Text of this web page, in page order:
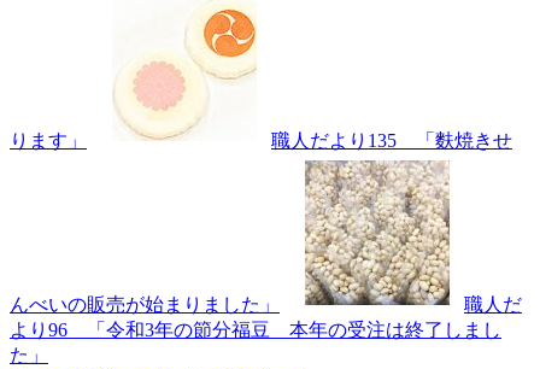
ります」 職人だより135 「麩焼きせ
んべいの販売が始まりました」
職人だ
より96 「令和3年の節分福豆 本年の受注は終了しまし
た」